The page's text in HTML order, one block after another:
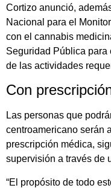
Cortizo anunció,
Nacional para el
con el cannabis
Seguridad Pública para
de las actividades
Con
Las personas que
centroamericano serán
prescripción médica,
supervisión a través de
“El propósito de todo